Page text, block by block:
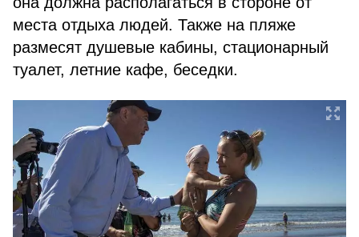
места отдыха людей. Также на пляже
размесят душевые кабины, стационарный
туалет, летние кафе, беседки.